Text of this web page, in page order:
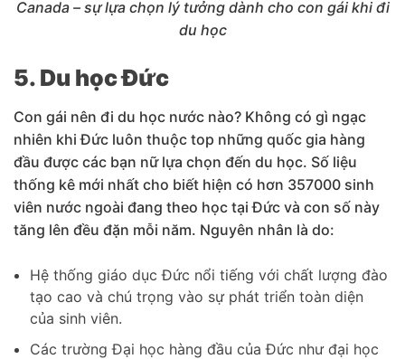
Canada – sự lựa chọn lý tưởng dành cho con gái khi đi
du học
5. Du học Đức
Con gái nên đi du học nước nào? Không có gì ngạc
nhiên khi Đức luôn thuộc top những quốc gia hàng
đầu được các bạn nữ lựa chọn đến du học. Số liệu
thống kê mới nhất cho biết hiện có hơn 357000 sinh
viên nước ngoài đang theo học tại Đức và con số này
tăng lên đều đặn mỗi năm. Nguyên nhân là do:
Hệ thống giáo dục Đức nổi tiếng với chất lượng đào
tạo cao và chú trọng vào sự phát triển toàn diện
của sinh viên.
Các trường Đại học hàng đầu của Đức như đại học